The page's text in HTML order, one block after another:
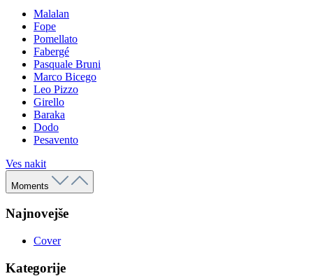
Malalan
Fope
Pomellato
Fabergé
Pasquale Bruni
Marco Bicego
Leo Pizzo
Girello
Baraka
Dodo
Pesavento
Ves nakit
Moments
Najnovejše
Cover
Kategorije